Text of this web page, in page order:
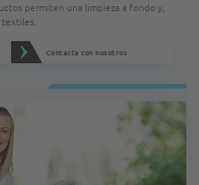
permiten una limpieza a fondo y,
Contacta con nosotros